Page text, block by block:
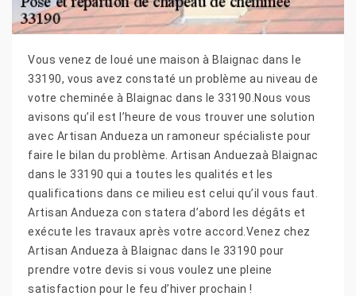
Vous venez de loué une maison à Blaignac dans le
33190, vous avez constaté un problème au niveau de
votre cheminée à Blaignac dans le 33190.Nous vous
avisons qu’il est l’heure de vous trouver une solution
avec Artisan Andueza un ramoneur spécialiste pour
faire le bilan du problème. Artisan Anduezaà Blaignac
dans le 33190 qui a toutes les qualités et les
qualifications dans ce milieu est celui qu’il vous faut.
Artisan Andueza con statera d’abord les dégâts et
exécute les travaux après votre accord.Venez chez
Artisan Andueza à Blaignac dans le 33190 pour
prendre votre devis si vous voulez une pleine
satisfaction pour le feu d’hiver prochain !